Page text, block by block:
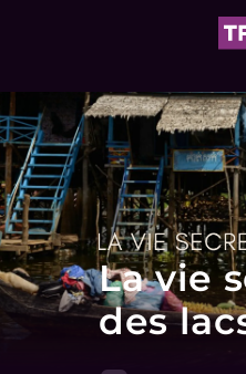
La vie
des